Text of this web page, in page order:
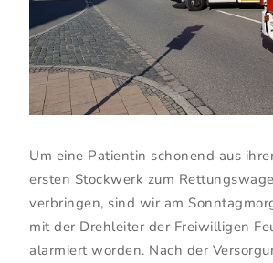
Um eine Patientin schonend aus
ersten Stockwerk zum
verbringen, sind wir am
mit der Drehleiter der Freiwilligen
alarmiert worden. Nach der